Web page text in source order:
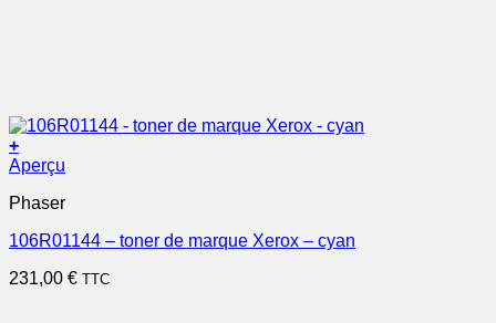
+
Aperçu
Phaser
106R01144 – toner de marque Xerox – cyan
231,00 € TTC